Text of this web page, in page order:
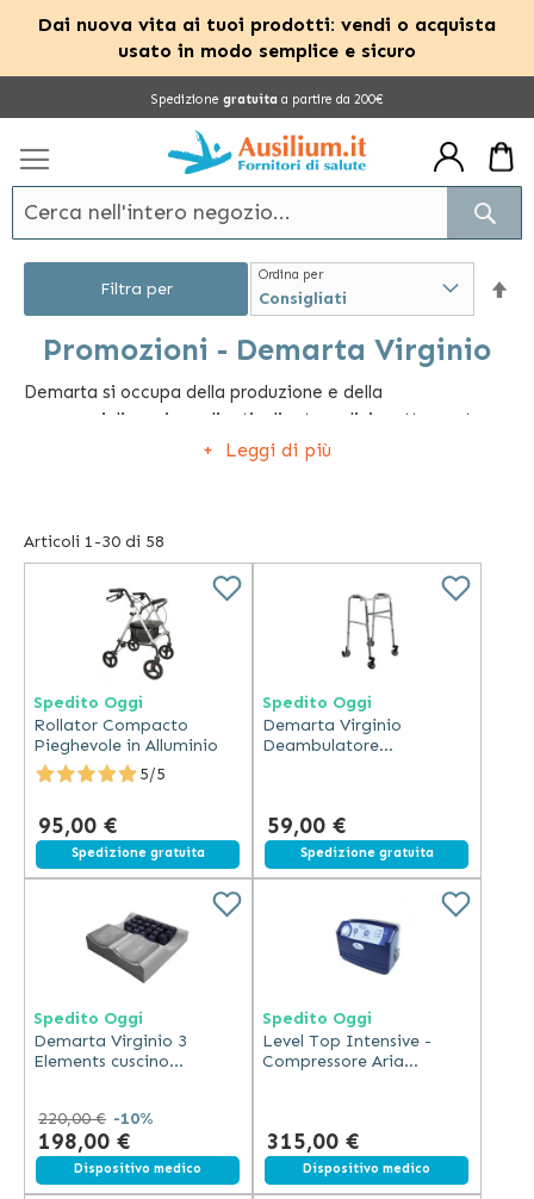
Dai nuova vita ai tuoi prodotti: vendi o acquista
usato in modo semplice e sicuro
Spedizione gratuita a partire da 200€
Promozioni - Demarta Virginio
Demarta si occupa della produzione e della
commercializzazione di articoli ortopedici e attrezzature
sanitarie in tutto il mondo. Questa azienda è specializzata
Demarta include inoltre prodotti utili in casa per anziani e
disabili, come ad esempio imbracature speciali alzamalati
e sollevatori.
Leggi di più
Articoli 1-30 di 58
Ordina per
Spedito Oggi
Rollator Compacto
Pieghevole in Alluminio
5/5
95,00 €
Spedizione gratuita
Spedito Oggi
Demarta Virginio
Deambulatore
Pressione
59,00 €
Spedizione gratuita
Spedito Oggi
Demarta Virginio 3
Elements cuscino
gel aria traspirante
220,00 € -10%
198,00 €
Dispositivo medico
Spedito Oggi
Level Top Intensive -
Compressore Aria
315,00 €
Spedizione gratuita
Dispositivo medico
Filtra per